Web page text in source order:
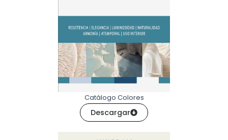
Catálogo Colores
Descargar